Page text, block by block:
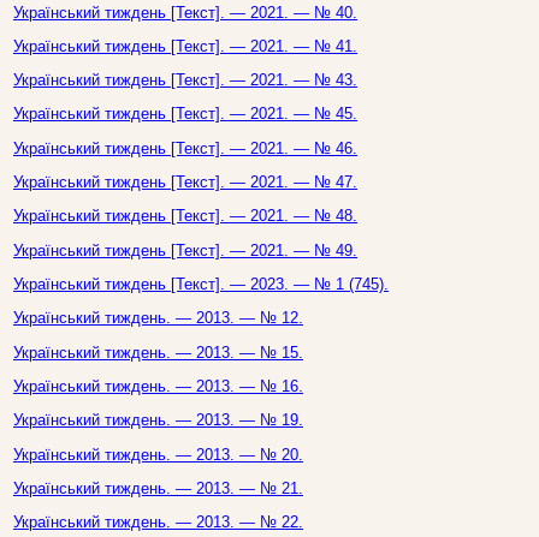
Український тиждень [Текст]. — 2021. — № 40.
Український тиждень [Текст]. — 2021. — № 41.
Український тиждень [Текст]. — 2021. — № 43.
Український тиждень [Текст]. — 2021. — № 45.
Український тиждень [Текст]. — 2021. — № 46.
Український тиждень [Текст]. — 2021. — № 47.
Український тиждень [Текст]. — 2021. — № 48.
Український тиждень [Текст]. — 2021. — № 49.
Український тиждень [Текст]. — 2023. — № 1 (745).
Український тиждень. — 2013. — № 12.
Український тиждень. — 2013. — № 15.
Український тиждень. — 2013. — № 16.
Український тиждень. — 2013. — № 19.
Український тиждень. — 2013. — № 20.
Український тиждень. — 2013. — № 21.
Український тиждень. — 2013. — № 22.